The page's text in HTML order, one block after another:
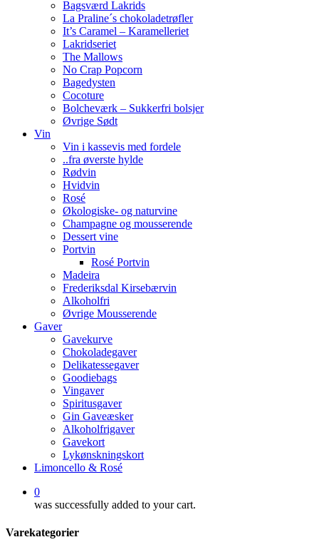
Bagsværd Lakrids
La Praline´s chokoladetrøfler
It’s Caramel – Karamelleriet
Lakridseriet
The Mallows
No Crap Popcorn
Bagedysten
Cocoture
Bolcheværk – Sukkerfri bolsjer
Øvrige Sødt
Vin
Vin i kassevis med fordele
..fra øverste hylde
Rødvin
Hvidvin
Rosé
Økologiske- og naturvine
Champagne og mousserende
Dessert vine
Portvin
Rosé Portvin
Madeira
Frederiksdal Kirsebærvin
Alkoholfri
Øvrige Mousserende
Gaver
Gavekurve
Chokoladegaver
Delikatessegaver
Goodiebags
Vingaver
Spiritusgaver
Gin Gaveæsker
Alkoholfrigaver
Gavekort
Lykønskningskort
Limoncello & Rosé
0
was successfully added to your cart.
Varekategorier